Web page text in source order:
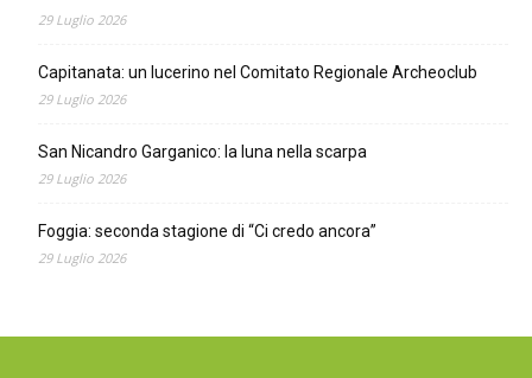
29 Luglio 2026
Capitanata: un lucerino nel Comitato Regionale Archeoclub
29 Luglio 2026
San Nicandro Garganico: la luna nella scarpa
29 Luglio 2026
Foggia: seconda stagione di “Ci credo ancora”
29 Luglio 2026